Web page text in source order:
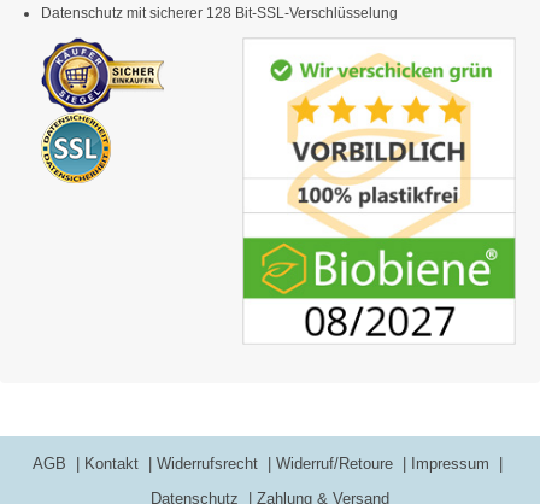
Datenschutz mit sicherer 128 Bit-SSL-Verschlüsselung
AGB Kontakt Widerrufsrecht Widerruf/Retoure
Impressum
Datenschutz
Zahlung & Versand